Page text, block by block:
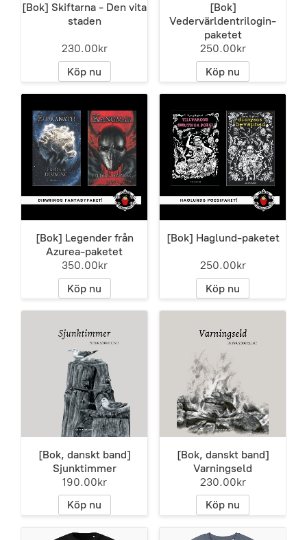
[Bok] Skiftarna - Den vita
staden
230.00kr
Köp nu
[Bok]
Vedervärldentrilogin-
paketet
250.00kr
Köp nu
[Bok] Legender från
Azurea-paketet
350.00kr
Köp nu
[Bok] Haglund-paketet
250.00kr
Köp nu
[Bok, danskt band]
Sjunktimmer
190.00kr
Köp nu
[Bok, danskt band]
Varningseld
230.00kr
Köp nu